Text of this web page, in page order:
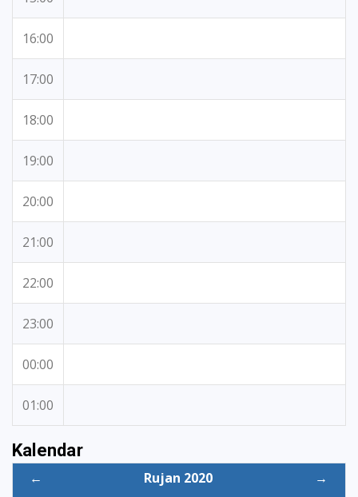
16:00
17:00
18:00
19:00
20:00
21:00
22:00
23:00
00:00
01:00
Kalendar
← Rujan 2020
→